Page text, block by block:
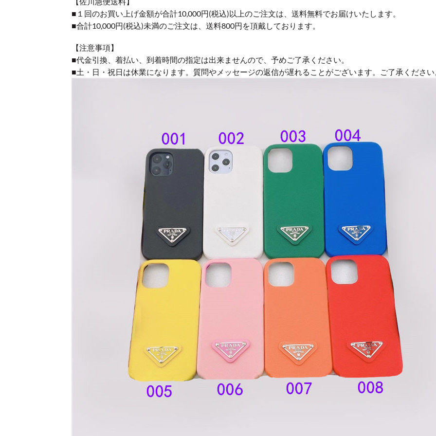
■１回のお買い上げ金額が合計10,000円(税込)以上のご注文は、送料無料でお届けいたします。
■合計10,000円(税込)未満のご注文は、送料800円を頂戴しております。
【注意事項】
■代金引換、着払い、到着時間の指定は出来ませんので、予めご了承ください。
■土・日・祝日は休業になります。質問やメッセージの返信が遅れることがございます。ご了承くださ